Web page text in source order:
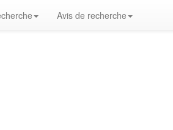
Avis de recherche